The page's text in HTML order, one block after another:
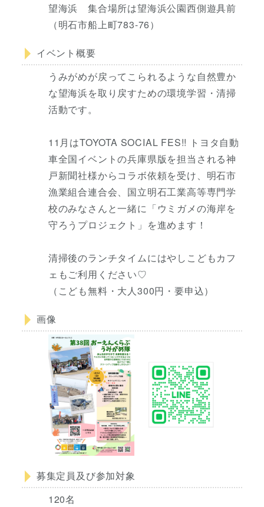
望海浜 集合場所は望海浜公園西側遊具前
（明石市船上町783-76）
イベント概要
うみがめが戻ってこられるような自然豊か
な望海浜を取り戻すための環境学習・清掃
活動です。
11月はTOYOTA SOCIAL FES!! トヨタ自動
車全国イベントの兵庫県版を担当される神
戸新聞社様からコラボ依頼を受け、明石市
漁業組合連合会、国立明石工業高等専門学
校のみなさんと一緒に「ウミガメの海岸を
守ろうプロジェクト」を進めます！
清掃後のランチタイムにはやしこどもカフ
ェもご利用ください♡
（こども無料・大人300円・要申込）
画像
募集定員及び参加対象
120名